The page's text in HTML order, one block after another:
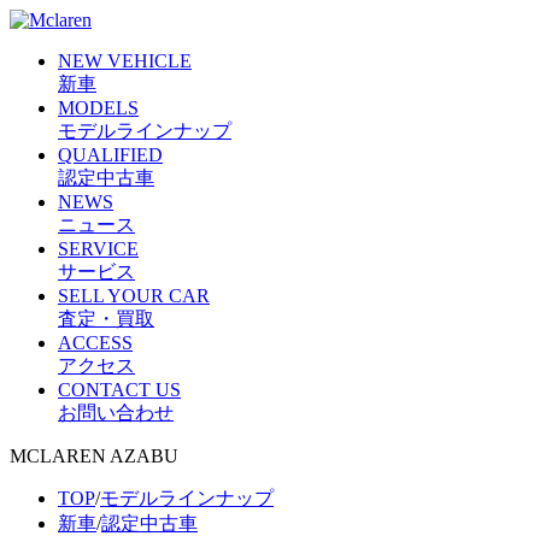
NEW VEHICLE
新車
MODELS
モデルラインナップ
QUALIFIED
認定中古車
NEWS
ニュース
SERVICE
サービス
SELL YOUR CAR
査定・買取
ACCESS
アクセス
CONTACT US
お問い合わせ
MCLAREN AZABU
TOP/モデルラインナップ
新車/認定中古車